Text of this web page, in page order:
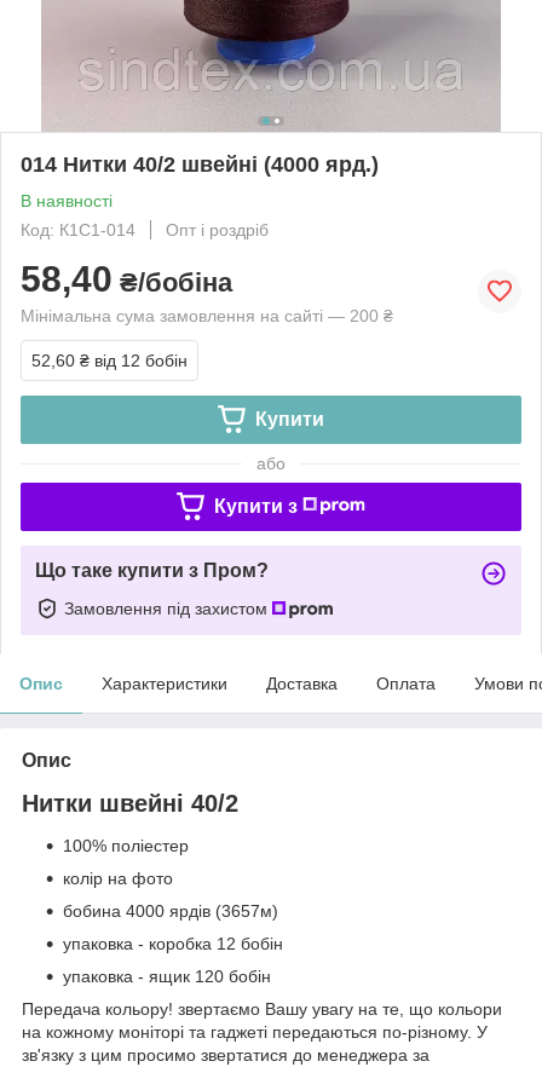
014 Нитки 40/2 швейні (4000 ярд.)
В наявності
Код: К1С1-014
Опт і роздріб
58,40 ₴/бобіна
Мінімальна сума замовлення на сайті — 200 ₴
52,60 ₴ від 12 бобін
Купити
або
Купити з
Що таке купити з Пром?
Замовлення під захистом
Опис Характеристики Доставка Оплата Умови
Опис
Нитки швейні 40/2
100% поліестер
колір на фото
бобина 4000 ярдів (3657м)
упаковка - коробка 12 бобін
упаковка - ящик 120 бобін
Передача кольору! звертаємо Вашу увагу на те, що кольори
на кожному моніторі та гаджеті передаються по-різному. У
зв'язку з цим просимо звертатися до менеджера за